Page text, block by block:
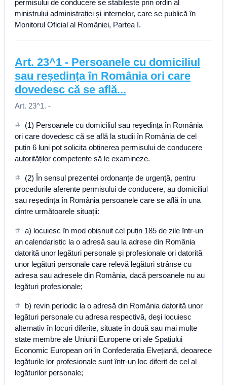
permisului de conducere se stabilește prin ordin al
ministrului administrației și internelor, care se publică în
Monitorul Oficial al României, Partea I.
Art. 23^1 - Persoanele cu domiciliul
sau reședința în România ori care
dovedesc că se află...
Art. 23^1. -
(1) Persoanele cu domiciliul sau reședința în România
ori care dovedesc că se află la studii în România de cel
puțin 6 luni pot solicita obținerea permisului de conducere
autorităților competente să le examineze.
(2) În sensul prezentei ordonanțe de urgență, pentru
procedurile aferente permisului de conducere, au domiciliul
sau reședința în România persoanele care se află în una
dintre următoarele situații:
a) locuiesc în mod obișnuit cel puțin 185 de zile într-un
an calendaristic la o adresă sau la adrese din România
datorită unor legături personale și profesionale ori datorită
unor legături personale care relevă legături strânse cu
adresa sau adresele din România, dacă persoanele nu au
legături profesionale;
b) revin periodic la o adresă din România datorită unor
legături personale cu adresa respectivă, deși locuiesc
alternativ în locuri diferite, situate în două sau mai multe
state membre ale Uniunii Europene ori ale Spațiului
Economic European ori în Confederația Elvețiană, deoarece
legăturile lor profesionale sunt într-un loc diferit de cel al
legăturilor personale;